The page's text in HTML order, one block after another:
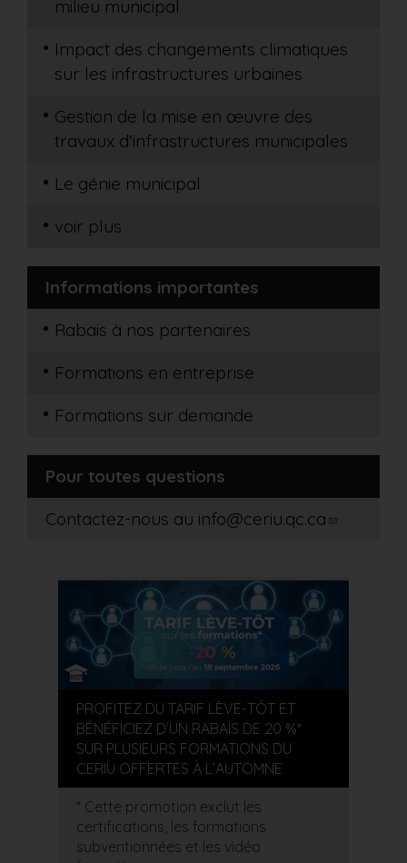
milieu municipal
Impact des changements climatiques
sur les infrastructures urbaines
Gestion de la mise en œuvre des
travaux d'infrastructures municipales
Le génie municipal
voir plus
Informations importantes
Rabais à nos partenaires
Formations en entreprise
Formations sur demande
Pour toutes questions
Contactez-nous au info@ceriu.qc.ca
PROFITEZ DU TARIF LÈVE-TÔT ET
BÉNÉFICIEZ D’UN RABAIS DE 20 %*
SUR PLUSIEURS FORMATIONS DU
CERIU OFFERTES À L’AUTOMNE
* Cette promotion exclut les
certifications, les formations
subventionnées et les vidéo